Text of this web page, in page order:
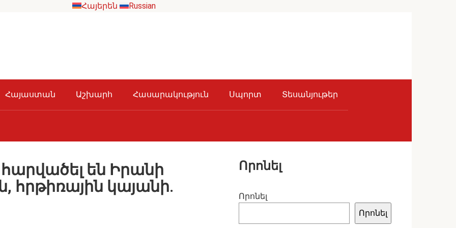
Հայերեն Russian
Հայաստան Աշխարհ Հասարակություն Սպորտ Տեսանյութեր
են Իրանի
հրթիռային կայանի․
Որոնել
Որոնել
Որոնել